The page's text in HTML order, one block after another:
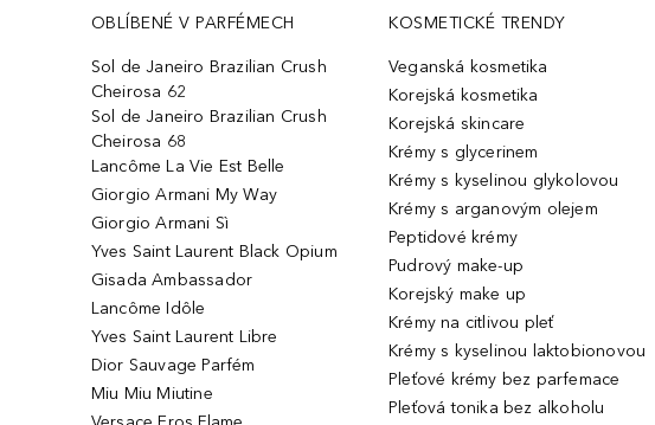
OBLÍBENÉ V PARFÉMECH
Sol de Janeiro Brazilian Crush
Cheirosa 62
Sol de Janeiro Brazilian Crush
Cheirosa 68
Lancôme La Vie Est Belle
Giorgio Armani My Way
Giorgio Armani Sì
Yves Saint Laurent Black Opium
Gisada Ambassador
Lancôme Idôle
Yves Saint Laurent Libre
Dior Sauvage Parfém
Miu Miu Miutine
KOSMETICKÉ TRENDY
Veganská kosmetika
Korejská kosmetika
Korejská skincare
Krémy s glycerinem
Krémy s kyselinou glykolovou
Krémy s arganovým olejem
Peptidové krémy
Pudrový make-up
Korejský make up
Krémy na citlivou pleť
Krémy s kyselinou laktobionovou
Pleťové krémy bez parfemace
Pleťová tonika bez alkoholu